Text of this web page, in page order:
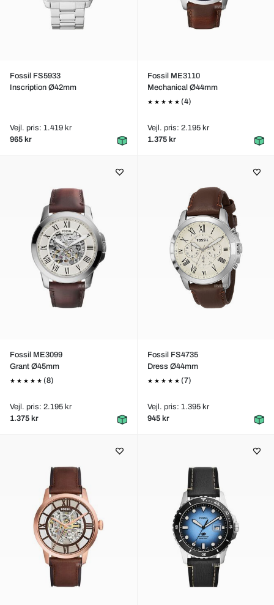
Fossil FS5933
Inscription Ø42mm
Vejl. pris: 1.419 kr
965 kr
Fossil ME3110
Mechanical Ø44mm
(4)
Vejl. pris: 2.195 kr
1.375 kr
Fossil ME3099
Grant Ø45mm
(8)
Vejl. pris: 2.195 kr
1.375 kr
Fossil FS4735
Dress Ø44mm
(7)
Vejl. pris: 1.395 kr
945 kr